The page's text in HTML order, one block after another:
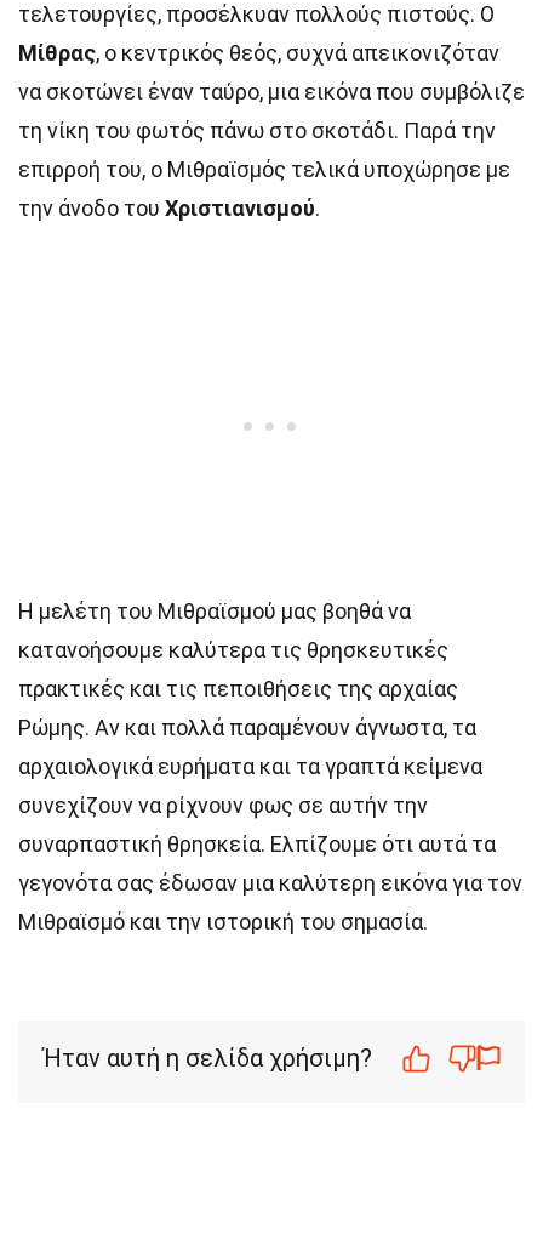
τελετουργίες, προσέλκυαν πολλούς πιστούς. Ο
Μίθρας, ο κεντρικός θεός, συχνά απεικονιζόταν
να σκοτώνει έναν ταύρο, μια εικόνα που συμβόλιζε
τη νίκη του φωτός πάνω στο σκοτάδι. Παρά την
επιρροή του, ο Μιθραϊσμός τελικά υποχώρησε με
την άνοδο του Χριστιανισμού.
Η μελέτη του Μιθραϊσμού μας βοηθά να
κατανοήσουμε καλύτερα τις θρησκευτικές
πρακτικές και τις πεποιθήσεις της αρχαίας
Ρώμης. Αν και πολλά παραμένουν άγνωστα, τα
αρχαιολογικά ευρήματα και τα γραπτά κείμενα
συνεχίζουν να ρίχνουν φως σε αυτήν την
συναρπαστική θρησκεία. Ελπίζουμε ότι αυτά τα
γεγονότα σας έδωσαν μια καλύτερη εικόνα για τον
Μιθραϊσμό και την ιστορική του σημασία.
Ήταν αυτή η σελίδα χρήσιμη?